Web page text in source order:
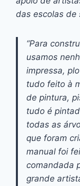
das escolas de
“Para
usamos
impressa,
tudo feito à
de pintura,
tudo é
todas as
que foram
manual foi
comandada
grande